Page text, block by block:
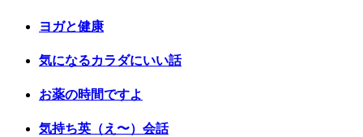
ヨガと健康
気になるカラダにいい話
お薬の時間ですよ
気持ち英（え〜）会話